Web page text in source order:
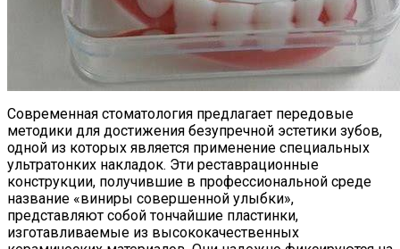
Современная стоматология предлагает передовые
методики для достижения безупречной эстетики зубов,
одной из которых является применение специальных
ультратонких накладок. Эти реставрационные
конструкции, получившие в профессиональной среде
название «виниры совершенной улыбки»,
представляют собой тончайшие пластинки,
изготавливаемые из высококачественных